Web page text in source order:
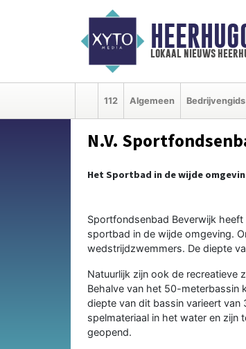
lokaal nieuws
112 Algemeen Bedrijvengids
N.V.
Het Sportbad in de wijde
Sportfondsenbad Beverwijk
sportbad in de wijde omgeving.
wedstrijdzwemmers. De diepte
Natuurlijk zijn ook de recreatieve
Behalve van het 50-meterbassin
diepte van dit bassin varieert
spelmateriaal in het water en zijn
geopend.